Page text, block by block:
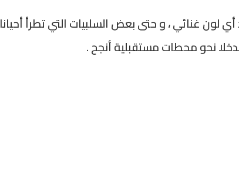
لون غنائي ، و حتى بعض السلبيات التي تطرأ أحيانا
نحو محطات مستقبلية أنجح .